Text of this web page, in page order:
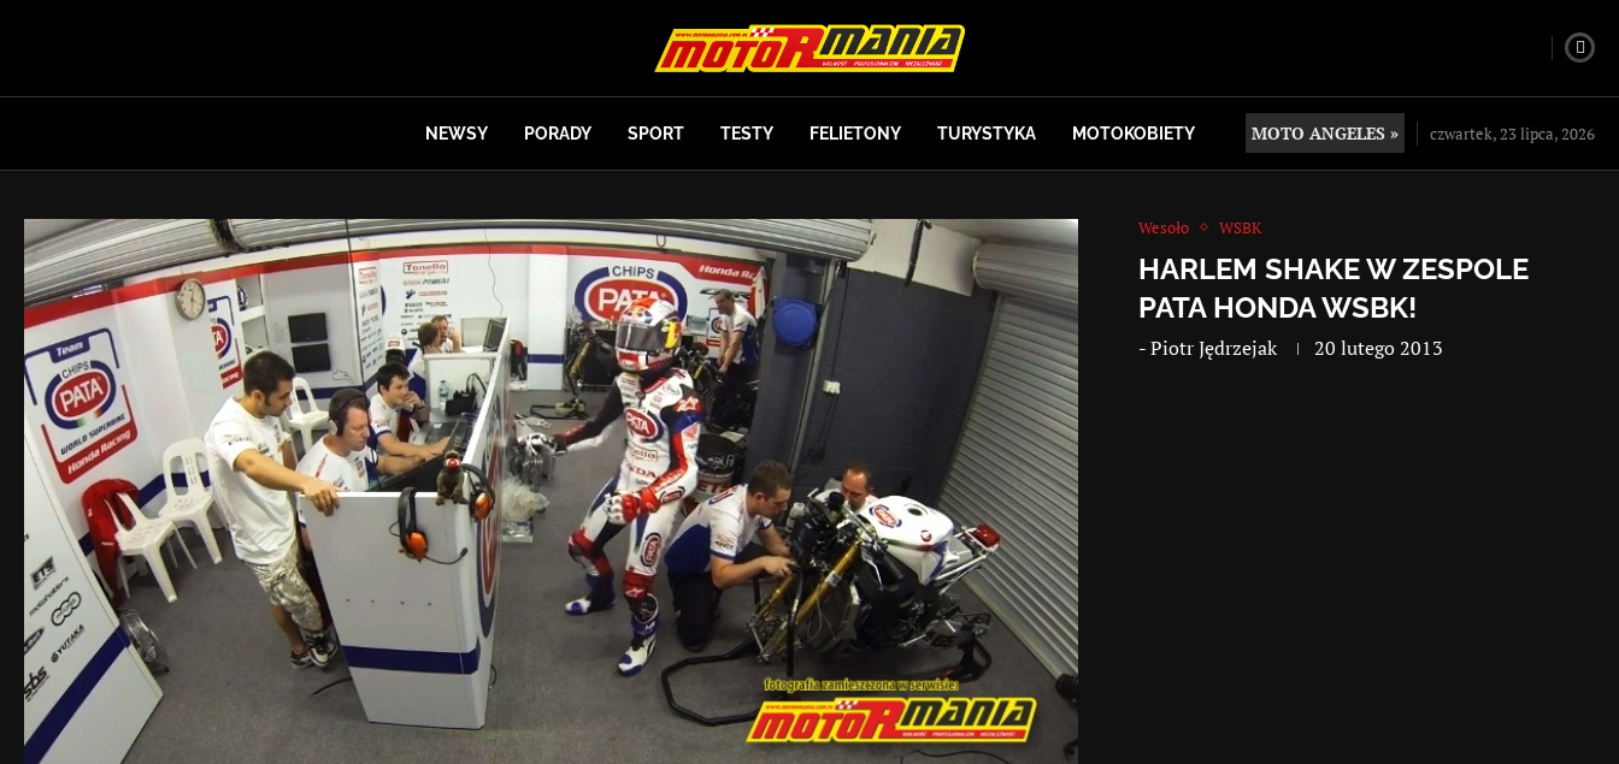
NEWSY PORADY SPORT TESTY FELIETONY TURYSTYKA MOTOKOBIETY MOTO ANGELES » czwartek, 23 lipca, 2026
Wesoło WSBK
HARLEM SHAKE W ZESPOLE
PATA HONDA WSBK!
-Piotr Jędrzejak 20 lutego 2013